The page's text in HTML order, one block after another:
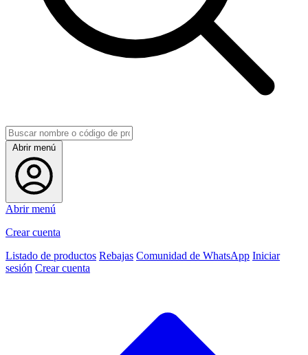
Abrir menú
Abrir menú
Crear cuenta
Listado de productos Rebajas Comunidad de WhatsApp Iniciar
sesión Crear cuenta